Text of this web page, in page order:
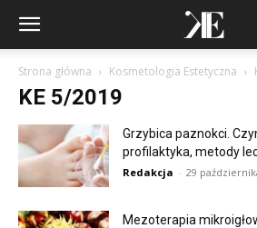
Strona główna Kosmetologia Estetyczna
KE 5/2019
Grzybica paznokci.
profilaktyka, metody
Redakcja - 29
Mezoterapia